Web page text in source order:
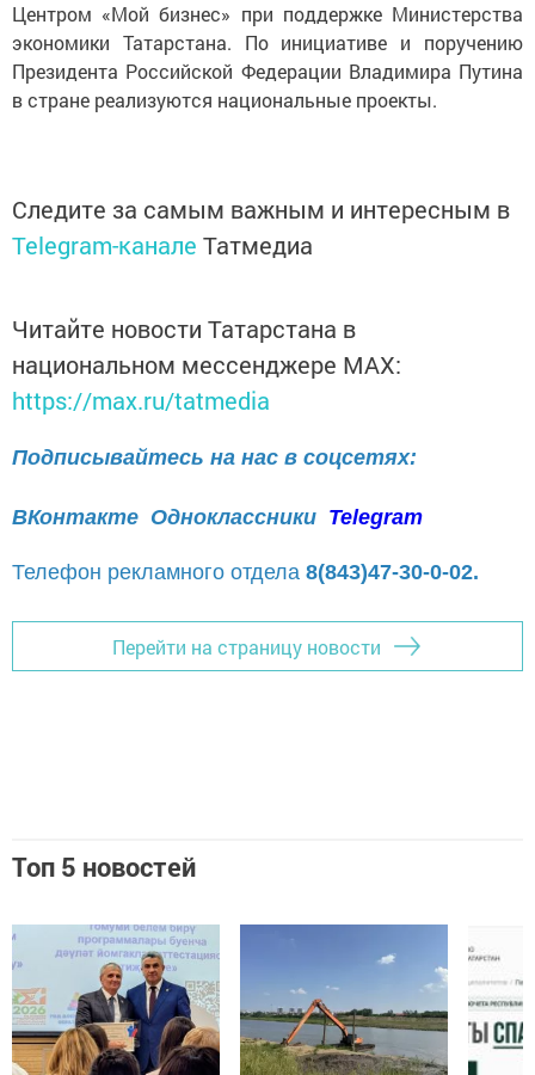
Центром «Мой бизнес» при поддержке Министерства
экономики Татарстана. По инициативе и поручению
Президента Российской Федерации Владимира Путина
в стране реализуются национальные проекты.
Следите за самым важным и интересным в
Telegram-канале Татмедиа
Читайте новости Татарстана в
национальном мессенджере MАХ:
https://max.ru/tatmedia
Подписывайтесь на нас в соцсетях:
ВКонтакте Одноклассники Telegram
Телефон рекламного отдела 8(843)47-30-0-02.
Перейти на страницу новости
Топ 5 новостей